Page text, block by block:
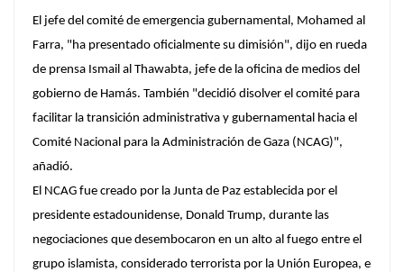
El jefe del comité de emergencia gubernamental, Mohamed al
Farra, "ha presentado oficialmente su dimisión", dijo en rueda
de prensa Ismail al Thawabta, jefe de la oficina de medios del
gobierno de Hamás. También "decidió disolver el comité para
facilitar la transición administrativa y gubernamental hacia el
Comité Nacional para la Administración de Gaza (NCAG)",
añadió.
El NCAG fue creado por la Junta de Paz establecida por el
presidente estadounidense, Donald Trump, durante las
negociaciones que desembocaron en un alto al fuego entre el
grupo islamista, considerado terrorista por la Unión Europea, e